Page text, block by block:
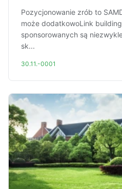
Pozycjonowanie zrób to
może dodatkowoLink
sponsorowanych są
sk...
30.11.-0001